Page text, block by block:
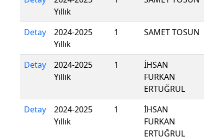
Yıllık
Detay
2024-2025
Yıllık
1 SAMET TOSUN
Detay
2024-2025
Yıllık
1
İHSAN
FURKAN
ERTUĞRUL
Detay
2024-2025
Yıllık
1
İHSAN
FURKAN
ERTUĞRUL